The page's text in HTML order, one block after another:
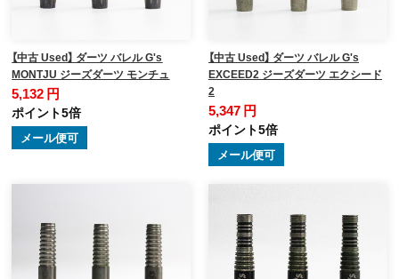
【中古 Used】 ダーツ バレル G's
MONTJU ジーズダーツ モンチュ
5,132 円
ポイント5倍
メール便可
【中古 Used】 ダーツ バレル G's
EXCEED2 ジーズダーツ エクシード
2
5,347 円
ポイント5倍
メール便可